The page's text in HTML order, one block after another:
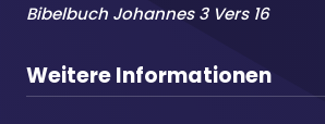
Bibelbuch Johannes 3 Vers 16
Weitere Informationen